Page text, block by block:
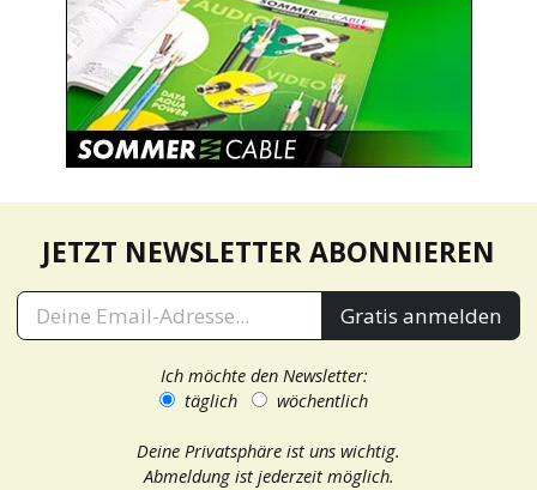
JETZT NEWSLETTER ABONNIEREN
Gratis anmelden
Ich möchte den Newsletter:
täglich
wöchentlich
Deine Privatsphäre ist uns wichtig.
Abmeldung ist jederzeit möglich.